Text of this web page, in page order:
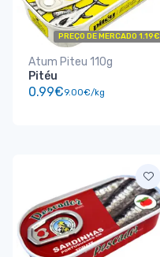
PREÇO DE MERCADO 1.19€
Atum Piteu 110g
Pitéu
0.99€9.00€/kg